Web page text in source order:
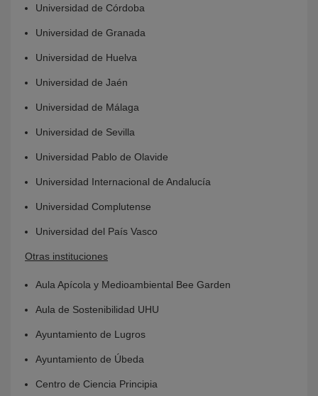
Universidad de Córdoba
Universidad de Granada
Universidad de Huelva
Universidad de Jaén
Universidad de Málaga
Universidad de Sevilla
Universidad Pablo de Olavide
Universidad Internacional de Andalucía
Universidad Complutense
Universidad del País Vasco
Otras instituciones
Aula Apícola y Medioambiental Bee Garden
Aula de Sostenibilidad UHU
Ayuntamiento de Lugros
Ayuntamiento de Úbeda
Centro de Ciencia Principia